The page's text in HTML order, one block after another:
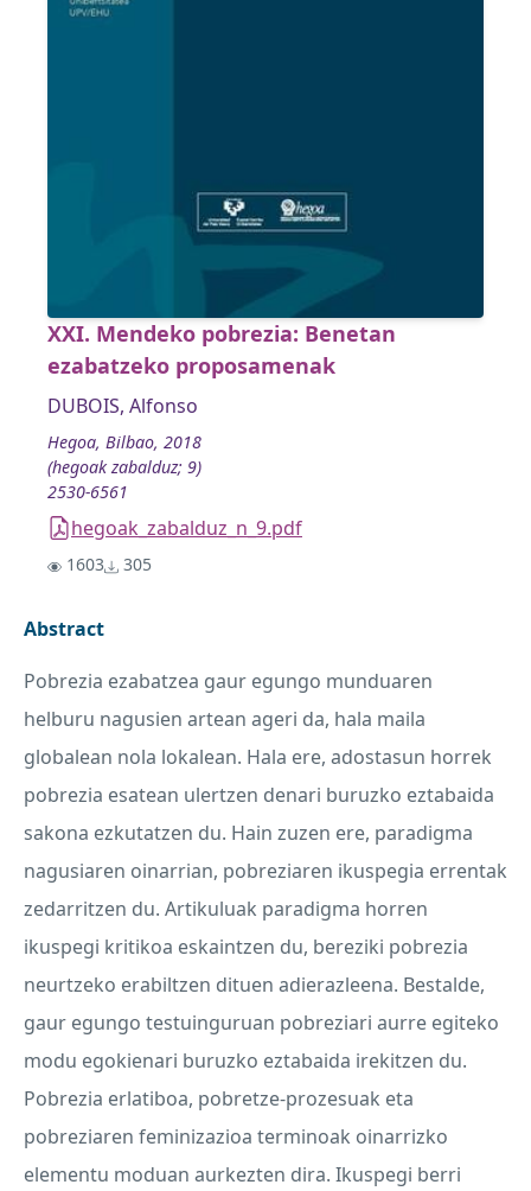
XXI. Mendeko pobrezia: Benetan
ezabatzeko proposamenak
DUBOIS, Alfonso
Hegoa, Bilbao, 2018
(hegoak zabalduz; 9)
2530-6561
hegoak_zabalduz_n_9.pdf
1603 305
Abstract
Pobrezia ezabatzea gaur egungo munduaren
helburu nagusien artean ageri da, hala maila
globalean nola lokalean. Hala ere, adostasun horrek
pobrezia esatean ulertzen denari buruzko eztabaida
sakona ezkutatzen du. Hain zuzen ere, paradigma
nagusiaren oinarrian, pobreziaren ikuspegia errentak
zedarritzen du. Artikuluak paradigma horren
ikuspegi kritikoa eskaintzen du, bereziki pobrezia
neurtzeko erabiltzen dituen adierazleena. Bestalde,
gaur egungo testuinguruan pobreziari aurre egiteko
modu egokienari buruzko eztabaida irekitzen du.
Pobrezia erlatiboa, pobretze-prozesuak eta
pobreziaren feminizazioa terminoak oinarrizko
elementu moduan aurkezten dira. Ikuspegi berri